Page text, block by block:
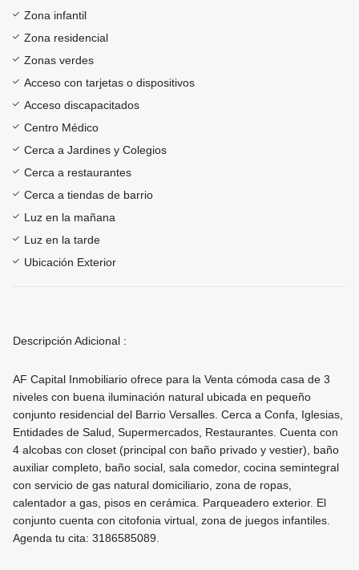
Zona infantil
Zona residencial
Zonas verdes
Acceso con tarjetas o dispositivos
Acceso discapacitados
Centro Médico
Cerca a Jardines y Colegios
Cerca a restaurantes
Cerca a tiendas de barrio
Luz en la mañana
Luz en la tarde
Ubicación Exterior
Descripción Adicional :
AF Capital Inmobiliario ofrece para la Venta cómoda casa de 3
niveles con buena iluminación natural ubicada en pequeño
conjunto residencial del Barrio Versalles. Cerca a Confa, Iglesias,
Entidades de Salud, Supermercados, Restaurantes. Cuenta con
4 alcobas con closet (principal con baño privado y vestier), baño
auxiliar completo, baño social, sala comedor, cocina semintegral
con servicio de gas natural domiciliario, zona de ropas,
calentador a gas, pisos en cerámica. Parqueadero exterior. El
conjunto cuenta con citofonia virtual, zona de juegos infantiles.
Agenda tu cita: 3186585089.